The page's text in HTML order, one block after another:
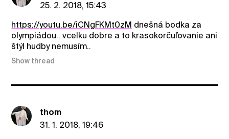
25. 2. 2018, 15:43
https://youtu.be/iCNgFKMt0zM dnešná bodka za
olympiádou.. vcelku dobre a to krasokorčuľovanie ani
štýl hudby nemusím..
Show thread
thom
31. 1. 2018, 19:46